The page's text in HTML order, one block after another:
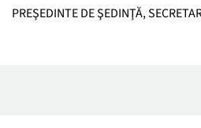
PREŞEDINTE DE ŞEDINŢĂ,